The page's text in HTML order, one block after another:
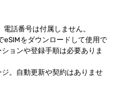
話番号は付属しません。
eSIMをダウンロードして使用で
ョンや登録手順は必要ありま
。自動更新や契約はありませ